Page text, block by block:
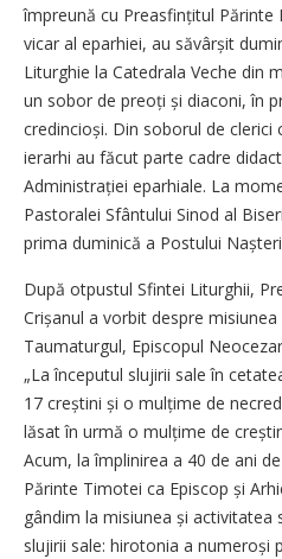
împreună cu Preasfințitul Părinte
vicar al eparhiei, au săvârșit
Liturghie la Catedrala Veche din
un sobor de preoți și diaconi, în
credincioși. Din soborul de clerici
ierarhi au făcut parte cadre
Administrației eparhiale. La
Pastoralei Sfântului Sinod al
prima duminică a Postului
După otpustul Sfintei Liturghii,
Crișanul a vorbit despre
Taumaturgul, Episcopul
„La începutul slujirii sale în
17 creștini și o mul­țime de
lăsat în urmă o mulțime de
Acum, la împlinirea a 40 de ani
Părinte Timotei ca Episcop și
gândim la misiunea și activitatea
slujirii sale: hirotonia a numeroși